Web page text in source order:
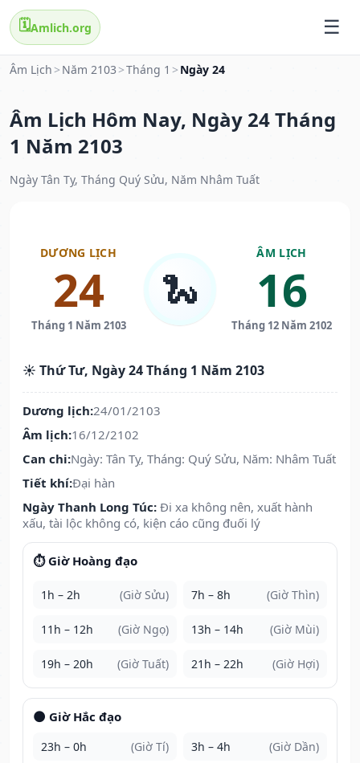
🗓️Amlich.org
Âm Lịch > Năm 2103 >Tháng 1 > Ngày 24
Âm Lịch Hôm Nay, Ngày 24 Tháng
1 Năm 2103
Ngày Tân Tỵ, Tháng Quý Sửu, Năm Nhâm Tuất
DƯƠNG LỊCH
24
Tháng 1 Năm 2103
🐍
ÂM LỊCH
16
Tháng 12 Năm 2102
☀️ Thứ Tư, Ngày 24 Tháng 1 Năm 2103
Dương lịch:24/01/2103
Âm lịch:16/12/2102
Can chi:Ngày: Tân Tỵ, Tháng: Quý Sửu, Năm: Nhâm Tuất
Tiết khí:Đại hàn
Ngày Thanh Long Túc: Đi xa không nên, xuất hành
xấu, tài lộc không có, kiện cáo cũng đuối lý
⏱️ Giờ Hoàng đạo
1h – 2h (Giờ Sửu) 7h – 8h (Giờ Thìn)
11h – 12h (Giờ Ngọ) 13h – 14h (Giờ Mùi)
19h – 20h (Giờ Tuất) 21h – 22h (Giờ Hợi)
🌑 Giờ Hắc đạo
23h – 0h (Giờ Tí) 3h – 4h (Giờ Dần)